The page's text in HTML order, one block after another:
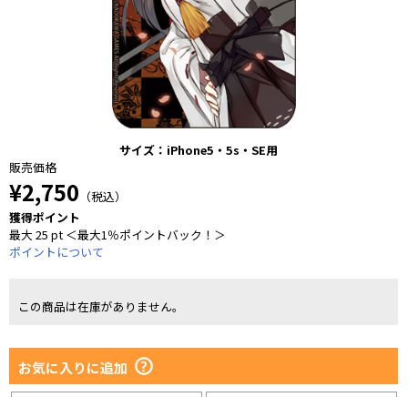
サイズ：iPhone5・5s・SE用
販売価格
¥2,750 （税込）
獲得ポイント
最大 25 pt ＜最大1％ポイントバック！＞
ポイントについて
この商品は在庫がありません。
お気に入りに追加